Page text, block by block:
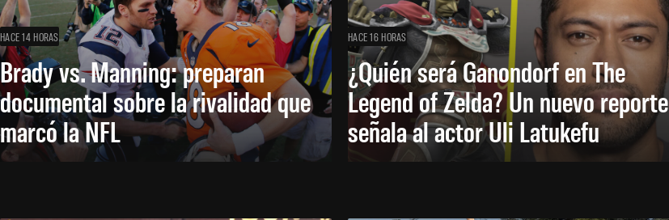
HACE 14 HORAS
Brady vs. Manning: preparan
documental sobre la rivalidad que
marcó la NFL
HACE 16 HORAS
¿Quién será Ganondorf en The
Legend of Zelda? Un nuevo reporte
señala al actor Uli Latukefu